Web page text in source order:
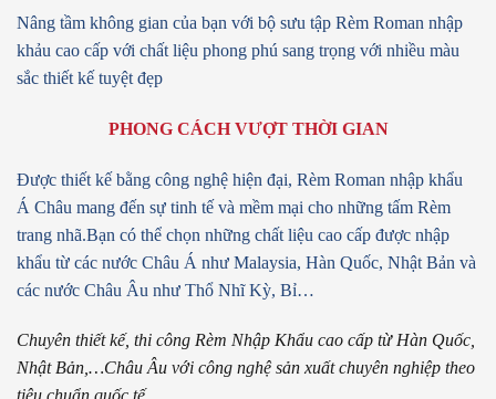
Nâng tầm không gian của bạn với bộ sưu tập Rèm Roman nhập
khảu cao cấp với chất liệu phong phú sang trọng với nhiều màu
sắc thiết kế tuyệt đẹp
PHONG CÁCH VƯỢT THỜI GIAN
Được thiết kế bằng công nghệ hiện đại, Rèm Roman nhập khẩu
Á Châu mang đến sự tinh tế và mềm mại cho những tấm Rèm
trang nhã.Bạn có thể chọn những chất liệu cao cấp được nhập
khẩu từ các nước Châu Á như Malaysia, Hàn Quốc, Nhật Bản và
các nước Châu Âu như Thổ Nhĩ Kỳ, Bỉ…
Chuyên thiết kế, thi công Rèm Nhập Khẩu cao cấp từ Hàn Quốc,
Nhật Bản,…Châu Âu với công nghệ sản xuất chuyên nghiệp theo